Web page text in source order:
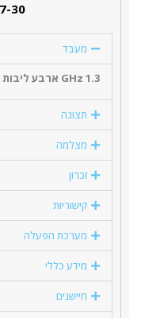
30
מעבד
1.3 GHz ארבע ליבות
תצוגה
מצלמה
זכרון
קישוריות
מערכת הפעלה
מידע כללי
חיישנים